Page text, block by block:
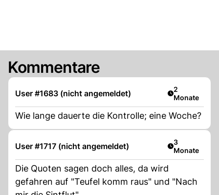
Kommentare
User #1683 (nicht angemeldet) Artikel
2
Monate
Wie lange dauerte die Kontrolle; eine Woche?
User #1717 (nicht angemeldet) Artikel
3
Monate
Die Quoten sagen doch alles, da wird
gefahren auf "Teufel komm raus" und "Nach